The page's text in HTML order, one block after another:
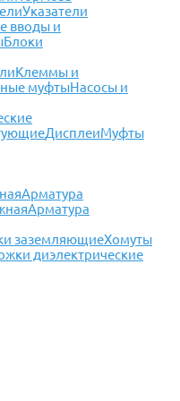
Указатели
вводы и
Блоки
Клеммы и
муфтыНасосы и
ДисплеиМуфты
Арматура
Арматура
заземляющиеХомуты
диэлектрические